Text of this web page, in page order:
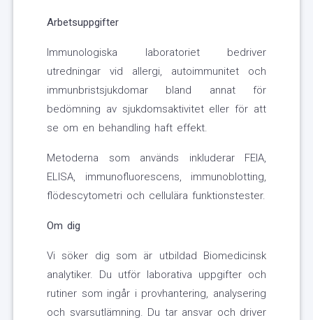
Arbetsuppgifter
Immunologiska laboratoriet bedriver
utredningar vid allergi, autoimmunitet och
immunbristsjukdomar bland annat för
bedömning av sjukdomsaktivitet eller för att
se om en behandling haft effekt.
Metoderna som används inkluderar FEIA,
ELISA, immunofluorescens, immunoblotting,
flödescytometri och cellulära funktionstester.
Om dig
Vi söker dig som är utbildad Biomedicinsk
analytiker. Du utför laborativa uppgifter och
rutiner som ingår i provhantering, analysering
och svarsutlämning. Du tar ansvar och driver